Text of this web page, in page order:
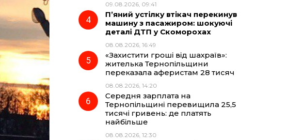
09.08.2026, 09:41
П’яний устілку втікач перекинув
машину з пасажиром: шокуючі
деталі ДТП у Скоморохах
08.08.2026, 16:49
«Захистити гроші від шахраїв»:
жителька Тернопільщини
переказала аферистам 28 тисяч
08.08.2026, 14:20
Середня зарплата на
Тернопільщині перевищила 25,5
тисячі гривень: де платять
найбільше
08.08.2026, 12:30